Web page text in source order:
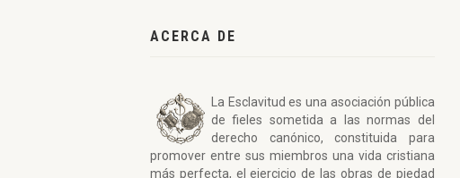
ACERCA DE
La Esclavitud es una asociación pública
de fieles sometida a las normas del
derecho canónico, constituida para
promover entre sus miembros una vida cristiana
más perfecta, el ejercicio de las obras de piedad